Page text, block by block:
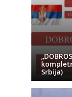
Srbija)